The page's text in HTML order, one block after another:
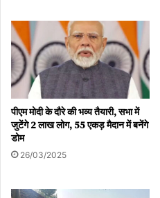
पीएम मोदी के दौरे की भव्य तैयारी, सभा में
जुटेंगे 2 लाख लोग, 55 एकड़ मैदान में बनेंगे
डोम
26/03/2025